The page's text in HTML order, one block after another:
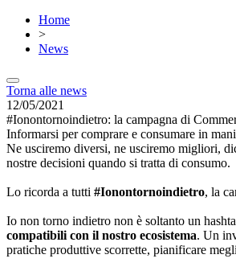
Home
>
News
Torna alle news
12/05/2021
#Ionontornoindietro: la campagna di
Informarsi per comprare e consumare in
Ne usciremo diversi, ne usciremo migliori,
nostre decisioni quando si tratta di consumo.
Lo ricorda a tutti #Ionontornoindietro, la
Io non torno indietro non è soltanto un
compatibili con il nostro ecosistema. Un
pratiche produttive scorrette, pianificare